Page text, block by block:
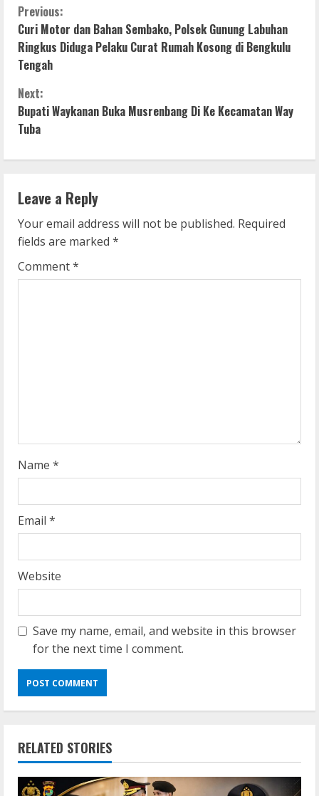
C
o
n
t
i
n
u
e
R
e
g
Previous:
Curi Motor dan Bahan Sembako, Polsek Gunung Labuhan
Ringkus Diduga Pelaku Curat Rumah Kosong di Bengkulu
Tengah
Next:
Bupati Waykanan Buka Musrenbang Di Ke Kecamatan Way
Tuba
Leave a Reply
Your email address will not be published. Required
fields are marked *
Comment*
Name *
Email *
Website
Save my name, email, and website in this browser
for the next time I comment.
RELATED STORIES